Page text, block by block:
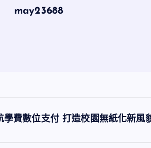
may23688
學費數位支付 打造校園無紙化新風